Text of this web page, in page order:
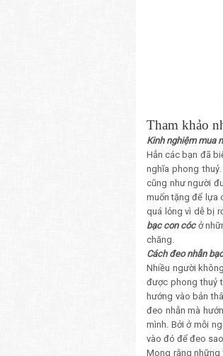
Tham khảo
Kinh nghiệm mua
Hẳn các bạn đã
nghĩa phong
cũng như người
muốn tặng để lựa
quá lỏng vì dễ bị
bạc con cócở
chăng.
Cách đeo nhẫn
Nhiều người
được phong thuỷ
hướng vào bản
đeo nhẫn mà
mình. Bởi ở mỗi
vào đó để đeo
Mong rằng